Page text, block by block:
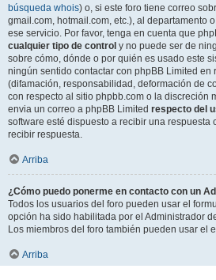
búsqueda whois) o, si este foro tiene correo
gmail.com, hotmail.com, etc.), al departamento
ese servicio. Por favor, tenga en cuenta que
cualquier tipo de control y no puede ser de
sobre cómo, dónde o por quién es usado este
ningún sentido contactar con phpBB Limited en
(difamación, responsabilidad, deformación de
con respecto al sitio phpbb.com o la discreción
envia un correo a phpBB Limited respecto del
software esté dispuesto a recibir una respuesta
recibir respuesta.
Arriba
¿Cómo puedo ponerme en contacto con un
Todos los usuarios del foro pueden usar el
opción ha sido habilitada por el Administrador
Los miembros del foro también pueden usar el
Arriba